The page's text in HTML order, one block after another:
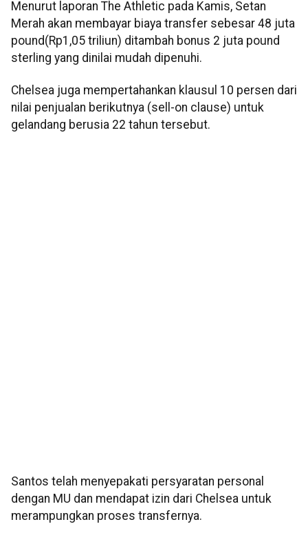
Menurut laporan The Athletic pada Kamis, Setan
Merah akan membayar biaya transfer sebesar 48 juta
pound(Rp1,05 triliun) ditambah bonus 2 juta pound
sterling yang dinilai mudah dipenuhi.
Chelsea juga mempertahankan klausul 10 persen dari
nilai penjualan berikutnya (sell-on clause) untuk
gelandang berusia 22 tahun tersebut.
Santos telah menyepakati persyaratan personal
dengan MU dan mendapat izin dari Chelsea untuk
merampungkan proses transfernya.